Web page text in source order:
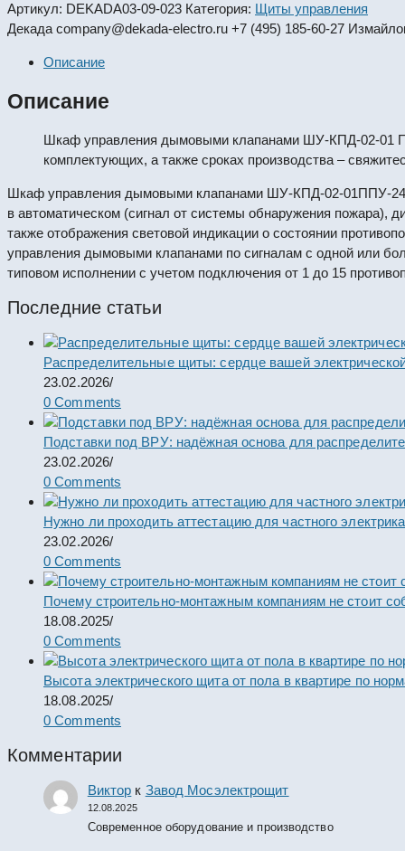
Артикул: DEKADA03-09-023 Категория: Щиты управления
Декада company@dekada-electro.ru +7 (495) 185-60-27
Описание
Описание
Шкаф управления дымовыми клапанами ШУ-КПД-02-01
комплектующих, а также сроках производства –
Шкаф управления дымовыми клапанами ШУ-КПД-02-01ППУ-24Э
в автоматическом (сигнал от системы обнаружения пожара),
также отображения световой индикации о состоянии
управления дымовыми клапанами по сигналам с одной или
типовом исполнении с учетом подключения от 1 до 15
Последние статьи
Распределительные щиты: сердце вашей
23.02.2026/
0 Comments
Подставки под ВРУ: надёжная основа для
23.02.2026/
0 Comments
Нужно ли проходить аттестацию для частного
23.02.2026/
0 Comments
Почему строительно-монтажным компаниям не стоит
18.08.2025/
0 Comments
Высота электрического щита от пола в квартире по
18.08.2025/
0 Comments
Комментарии
Виктор к Завод Мосэлектрощит
12.08.2025
Современное оборудование и производство